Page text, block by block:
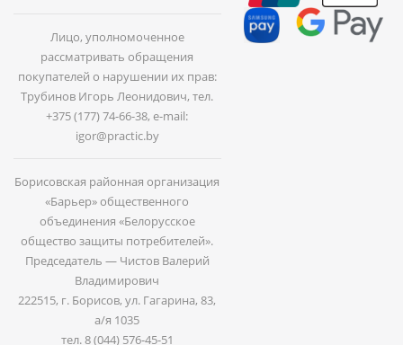
Лицо, уполномоченное
рассматривать обращения
покупателей о нарушении их прав:
Трубинов Игорь Леонидович, тел.
+375 (177) 74-66-38, e-mail:
igor@practic.by
Борисовская районная организация
«Барьер» общественного
объединения «Белорусское
общество защиты потребителей».
Председатель — Чистов Валерий
Владимирович
222515, г. Борисов, ул. Гагарина, 83,
а/я 1035
тел.8 (044) 576-45-51